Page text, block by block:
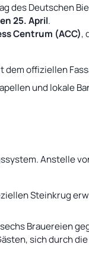
des Deutschen
25. April.
Centrum (ACC),
dem offiziellen
und lokale
Anstelle
Steinkrug
Brauereien
sich durch